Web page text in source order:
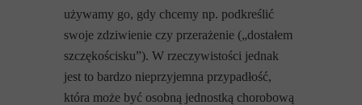
używamy go, gdy chcemy np. podkreślić
swoje zdziwienie czy przerażenie („dostałem
szczękościsku”). W rzeczywistości jednak
jest to bardzo nieprzyjemna przypadłość,
która może być osobną jednostką chorobową